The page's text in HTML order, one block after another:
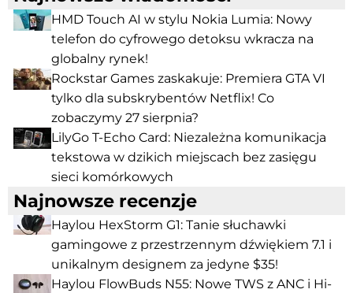
HMD Touch AI w stylu Nokia Lumia: Nowy
telefon do cyfrowego detoksu wkracza na
globalny rynek!
Rockstar Games zaskakuje: Premiera GTA VI
tylko dla subskrybentów Netflix! Co
zobaczymy 27 sierpnia?
LilyGo T-Echo Card: Niezależna komunikacja
tekstowa w dzikich miejscach bez zasięgu
sieci komórkowych
Najnowsze recenzje
Haylou HexStorm G1: Tanie słuchawki
gamingowe z przestrzennym dźwiękiem 7.1 i
unikalnym designem za jedyne $35!
Haylou FlowBuds N55: Nowe TWS z ANC i Hi-